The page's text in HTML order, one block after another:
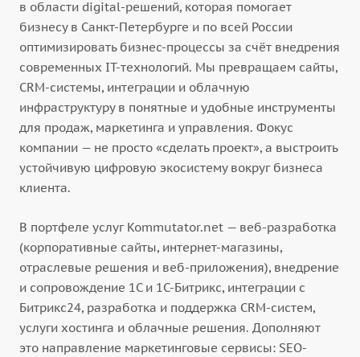
в области digital-решений, которая помогает
бизнесу в Санкт-Петербурге и по всей России
оптимизировать бизнес-процессы за счёт внедрения
современных IT-технологий. Мы превращаем сайты,
CRM-системы, интеграции и облачную
инфраструктуру в понятные и удобные инструменты
для продаж, маркетинга и управления. Фокус
компании — не просто «сделать проект», а выстроить
устойчивую цифровую экосистему вокруг бизнеса
клиента.
В портфеле услуг Kommutator.net — веб-разработка
(корпоративные сайты, интернет-магазины,
отраслевые решения и веб-приложения), внедрение
и сопровождение 1С и 1С-Битрикс, интеграции с
Битрикс24, разработка и поддержка CRM-систем,
услуги хостинга и облачные решения. Дополняют
это направление маркетинговые сервисы: SEO-